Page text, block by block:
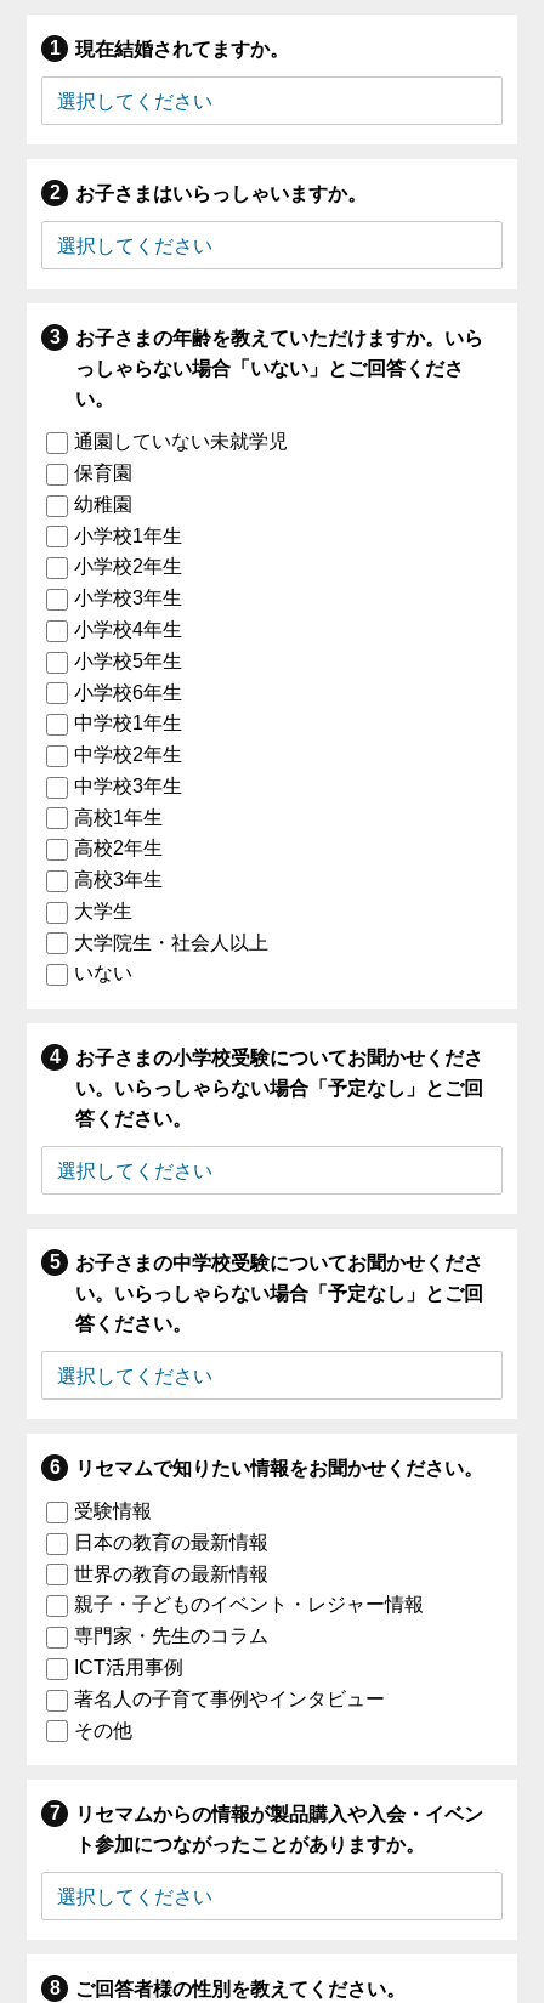
現在結婚されてますか。
お子さまはいらっしゃいますか。
お子さまの年齢を教えていただけますか。いら
っしゃらない場合「いない」とご回答くださ
い。
通園していない未就学児
保育園
幼稚園
小学校1年生
小学校2年生
小学校3年生
小学校4年生
小学校5年生
小学校6年生
中学校1年生
中学校2年生
中学校3年生
高校1年生
高校2年生
高校3年生
大学生
大学院生・社会人以上
いない
お子さまの小学校受験についてお聞かせくださ
い。いらっしゃらない場合「予定なし」とご回
答ください。
お子さまの中学校受験についてお聞かせくださ
い。いらっしゃらない場合「予定なし」とご回
答ください。
リセマムで知りたい情報をお聞かせください。
受験情報
日本の教育の最新情報
世界の教育の最新情報
親子・子どものイベント・レジャー情報
専門家・先生のコラム
ICT活用事例
著名人の子育て事例やインタビュー
その他
リセマムからの情報が製品購入や入会・イベン
ト参加につながったことがありますか。
ご回答者様の性別を教えてください。